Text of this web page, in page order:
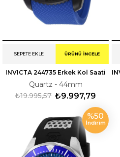
INVICTA 244735 Erkek Kol Saati
Quartz - 44mm
₺9.997,79
₺19.995,57
SEPETE EKLE ÜRÜNÜ İNCELE
%50
İndirim